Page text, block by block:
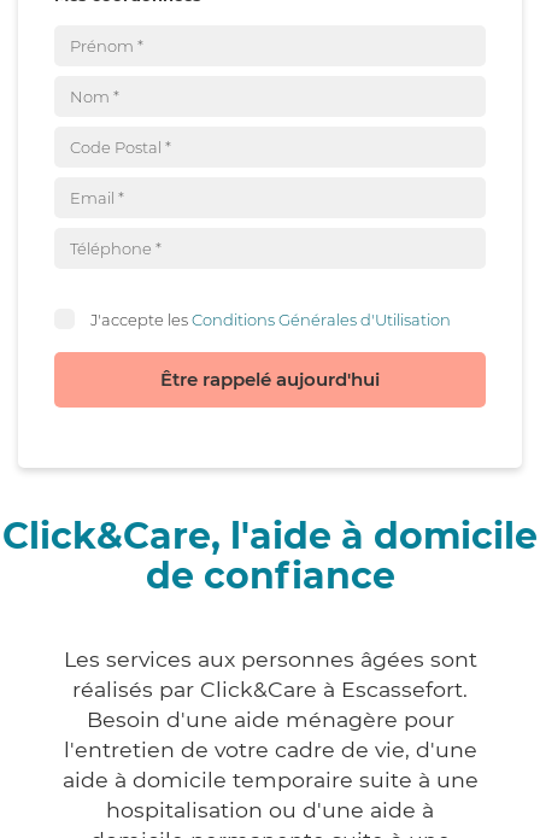
J'accepte lesConditions Générales d'Utilisation
Être rappelé aujourd'hui
Click&Care, l'aide à domicile
de confiance
Les services aux personnes âgées sont
réalisés par Click&Care à Escassefort.
Besoin d'une aide ménagère pour
l'entretien de votre cadre de vie, d'une
aide à domicile temporaire suite à une
hospitalisation ou d'une aide à